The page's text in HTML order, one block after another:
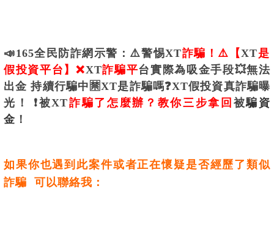
📣165全民防詐網示警：⚠️警惕XT詐騙！⚠️【XT是
假投資平台】❌XT詐騙平台實際為吸金手段💥無法
出金 持續行騙中🈲XT是詐騙嗎❓XT假投資真詐騙曝
光！ ❗被XT詐騙了怎麼辦？教你三步拿回 被騙資
金 ！
如果你也遇到此案件或者正在懷疑是否經歷了類似
詐騙 可以聯絡我：